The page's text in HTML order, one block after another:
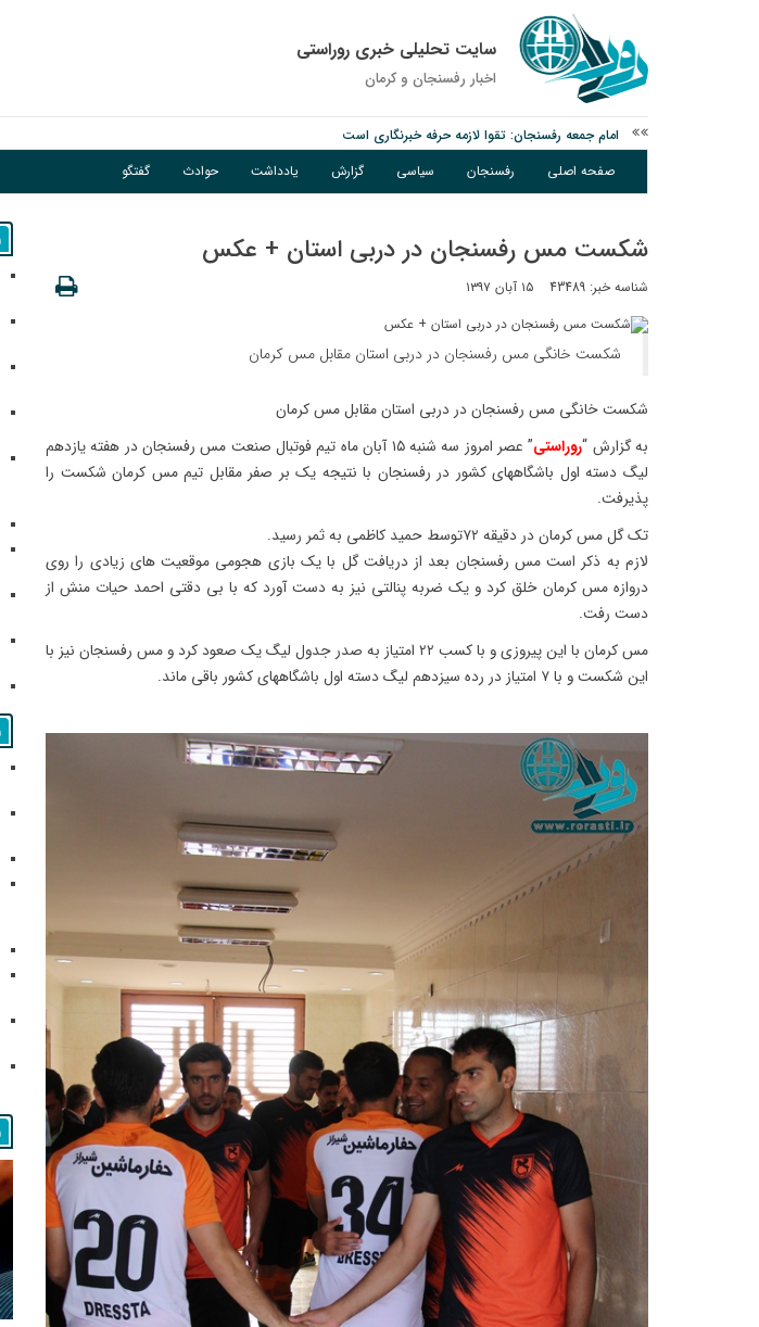
سایت تحلیلی خبری روراستی
اخبار رفسنجان و كرمان
امام جمعه رفسنجان: تقوا لازمه حرفه خبرنگاری است
پیش‌بینی هواشناسی برای استان کرمان؛ از وزش باد و گردوخاک تا رگبار و رعدوبرق
درخشش دانشجوی ولیعصر رفسنجان در جشنواره قرآن و عترت کشور
صفحه اصلی رفسنجان سیاسی گزارش یادداشت حوادث گفتگو
شکست مس رفسنجان در دربی استان + عکس
شناسه خبر: 43489 ۱۵ آبان ۱۳۹۷
شکست خانگی مس رفسنجان در دربی استان مقابل مس کرمان
شکست خانگی مس رفسنجان در دربی استان مقابل مس کرمان
به گزارش “روراستی
” عصر امروز سه شنبه ۱۵ آبان ماه تیم فوتبال صنعت مس رفسنجان در هفته یازدهم
لیگ دسته اول باشگاههای کشور در رفسنجان با نتیجه یک بر صفر مقابل تیم مس کرمان شکست را
پذیرفت.
تک گل مس کرمان در دقیقه ۷۲توسط حمید کاظمی به ثمر رسید.
لازم به ذکر است مس رفسنجان بعد از دریافت گل با یک بازی هجومی موقعیت های زیادی را روی
دروازه مس کرمان خلق کرد و یک ضربه پنالتی نیز به دست آورد که با بی دقتی احمد حیات منش از
دست رفت.
مس کرمان با این پیروزی و با کسب ۲۲ امتیاز به صدر جدول لیگ یک صعود کرد و مس رفسنجان نیز با
این شکست و با ۷ امتیاز در رده سیزدهم لیگ دسته اول باشگاههای کشور باقی ماند.